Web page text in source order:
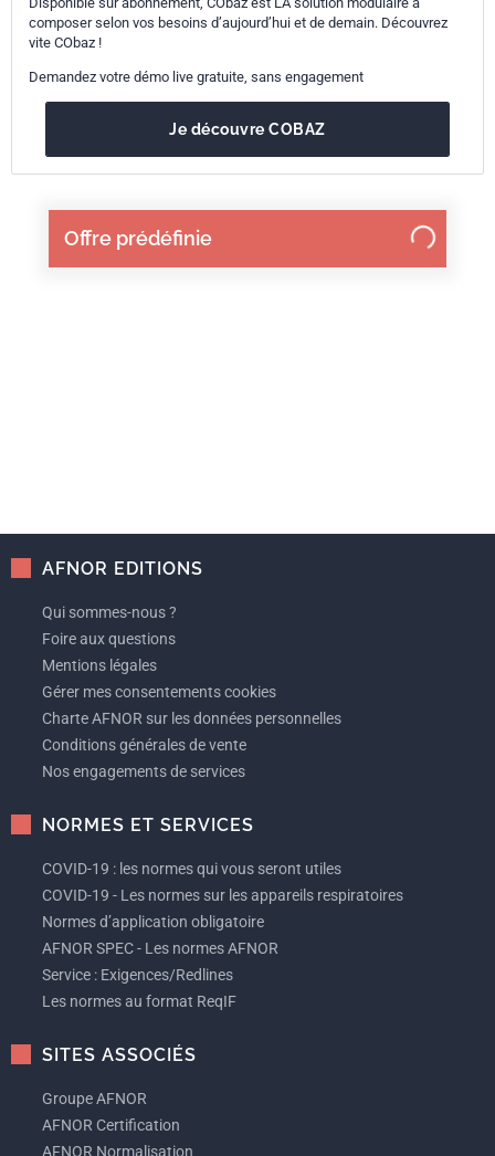
Offre prédéfinie
composer selon vos besoins d’aujourd’hui et de demain. Découvrez
vite CObaz !
Demandez votre démo live gratuite, sans engagement
Je découvre COBAZ
AFNOR EDITIONS
Qui sommes-nous ?
Foire aux questions
Mentions légales
Gérer mes consentements cookies
Charte AFNOR sur les données personnelles
Conditions générales de vente
Nos engagements de services
NORMES ET SERVICES
COVID-19 : les normes qui vous seront utiles
COVID-19 - Les normes sur les appareils respiratoires
Normes d’application obligatoire
AFNOR SPEC - Les normes AFNOR
Service : Exigences/Redlines
Les normes au format ReqIF
SITES ASSOCIÉS
Groupe AFNOR
AFNOR Certification
AFNOR Normalisation